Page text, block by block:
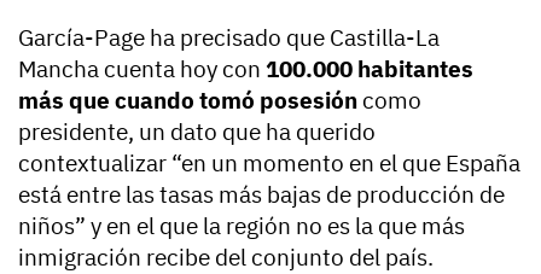
García-Page ha precisado que Castilla-La
Mancha cuenta hoy con 100.000 habitantes
más que cuando tomó posesión como
presidente, un dato que ha querido
contextualizar “en un momento en el que España
está entre las tasas más bajas de producción de
niños” y en el que la región no es la que más
inmigración recibe del conjunto del país.